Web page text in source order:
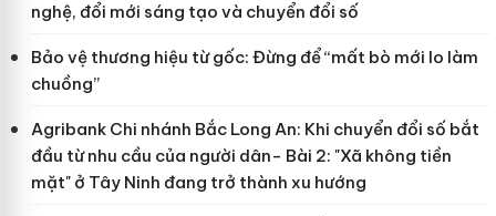
nghệ, đổi mới sáng tạo và chuyển đổi số
Bảo vệ thương hiệu từ gốc: Đừng để “mất bò mới lo làm
chuồng”
Agribank Chi nhánh Bắc Long An: Khi chuyển đổi số bắt
đầu từ nhu cầu của người dân- Bài 2: "Xã không tiền
mặt" ở Tây Ninh đang trở thành xu hướng